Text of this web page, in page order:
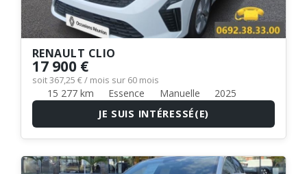
RENAULT CLIO
17 900 €
soit 367,25 € / mois sur 60 mois
15 277 km Essence Manuelle
2025
JE SUIS INTÉRESSÉ(E)